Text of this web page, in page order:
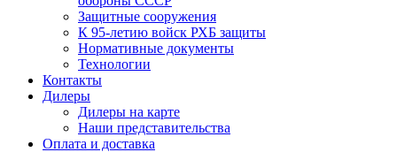
Защитные сооружения
К 95-летию войск РХБ защиты
Нормативные документы
Технологии
Контакты
Дилеры
Дилеры на карте
Наши представительства
Оплата и доставка